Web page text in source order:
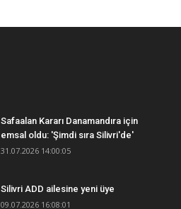
Safaalan Kararı Danamandıra için
emsal oldu: 'Şimdi sıra Silivri'de'
31.07.2026 14:00:05
Silivri ADD ailesine yeni üye
09.07.2026 16:08:01